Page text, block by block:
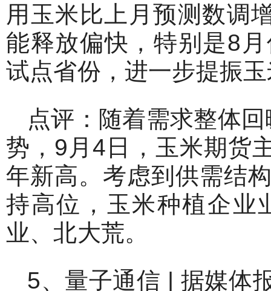
用玉米比上月预测数调
能释放偏快，特别是8
试点省份，进一步提振
点评：随着需求整体
势，9月4日，玉米期货
年新高。考虑到供需结
持高位，玉米种植企业
业、北大荒。
5、量子通信 | 据媒体